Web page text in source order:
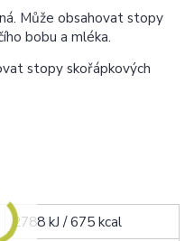
Může obsahovat stopy
bobu a mléka.
stopy skořápkových
2788 kJ / 675 kcal